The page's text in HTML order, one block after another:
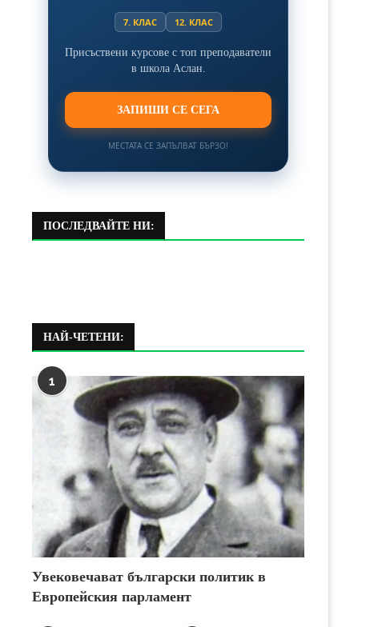
7. КЛАС 12. КЛАС
Присъствени курсове с топ преподаватели
в школа Аслан.
ЗАПИШИ СЕ СЕГА
МЕСТАТА СЕ ЗАПЪЛВАТ БЪРЗО!
ПОСЛЕДВАЙТЕ НИ:
НАЙ-ЧЕТЕНИ:
1
Увековечават български политик в
Европейския парламент